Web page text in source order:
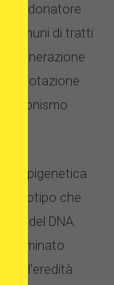
il donatore
comuni di tratti
generazione
rotazione
daltonismo
l’epigenetica.
fenotipo che
del DNA.
dall’eredità